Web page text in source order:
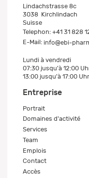
Lindachstrasse 8c
3038 Kirchlindach
Suisse
Telephon: +41 31 828
E-Mail: info@ebi-
Lundi à vendredi
07:30 jusqu'à 12:00
13:00 jusqu'à 17:00 Uhr
Entreprise
Portrait
Domaines d'activité
Services
Team
Emplois
Contact
Accès